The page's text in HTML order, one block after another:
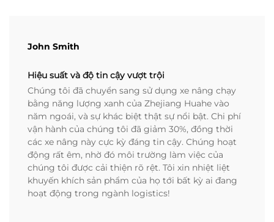
John Smith
Hiệu suất và độ tin cậy vượt trội
Chúng tôi đã chuyển sang sử dụng xe nâng chạy
bằng năng lượng xanh của Zhejiang Huahe vào
năm ngoái, và sự khác biệt thật sự nổi bật. Chi phí
vận hành của chúng tôi đã giảm 30%, đồng thời
các xe nâng này cực kỳ đáng tin cậy. Chúng hoạt
động rất êm, nhờ đó môi trường làm việc của
chúng tôi được cải thiện rõ rệt. Tôi xin nhiệt liệt
khuyến khích sản phẩm của họ tới bất kỳ ai đang
hoạt động trong ngành logistics!